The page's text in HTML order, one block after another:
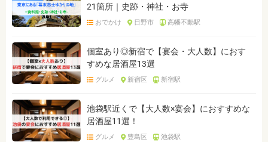
21箇所｜史跡・神社・お寺
おでかけ 日野市 高幡不動駅
個室あり◎新宿で【宴会・大人数】におす
すめな居酒屋13選
グルメ 新宿区 新宿駅
池袋駅近くで【大人数×宴会】におすすめな
居酒屋11選！
グルメ 豊島区 池袋駅